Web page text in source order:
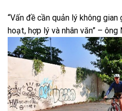
“Vấn đề cần quản lý không
hoạt, hợp lý và nhân văn” – ông